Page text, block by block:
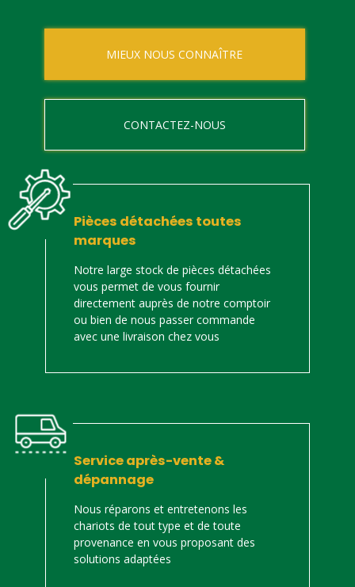
MIEUX NOUS CONNAÎTRE
CONTACTEZ-NOUS
Pièces détachées toutes
marques
Notre large stock de pièces détachées
vous permet de vous fournir
directement auprès de notre comptoir
ou bien de nous passer commande
avec une livraison chez vous
Service après-vente &
dépannage
Nous réparons et entretenons les
chariots de tout type et de toute
provenance en vous proposant des
solutions adaptées